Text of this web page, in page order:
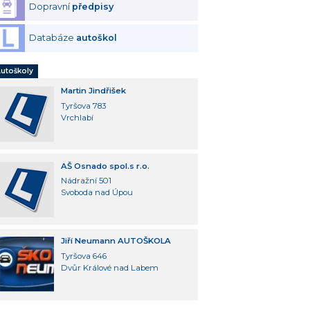
Dopravní předpisy
Databáze autoškol
Martin Jindřišek
Tyršova 783
Vrchlabí
AŠ Osnado spol.s r.o.
Nádražní 501
Svoboda nad Úpou
Jiří Neumann AUTOŠKOLA
Tyršova 646
Dvůr Králové nad Labem